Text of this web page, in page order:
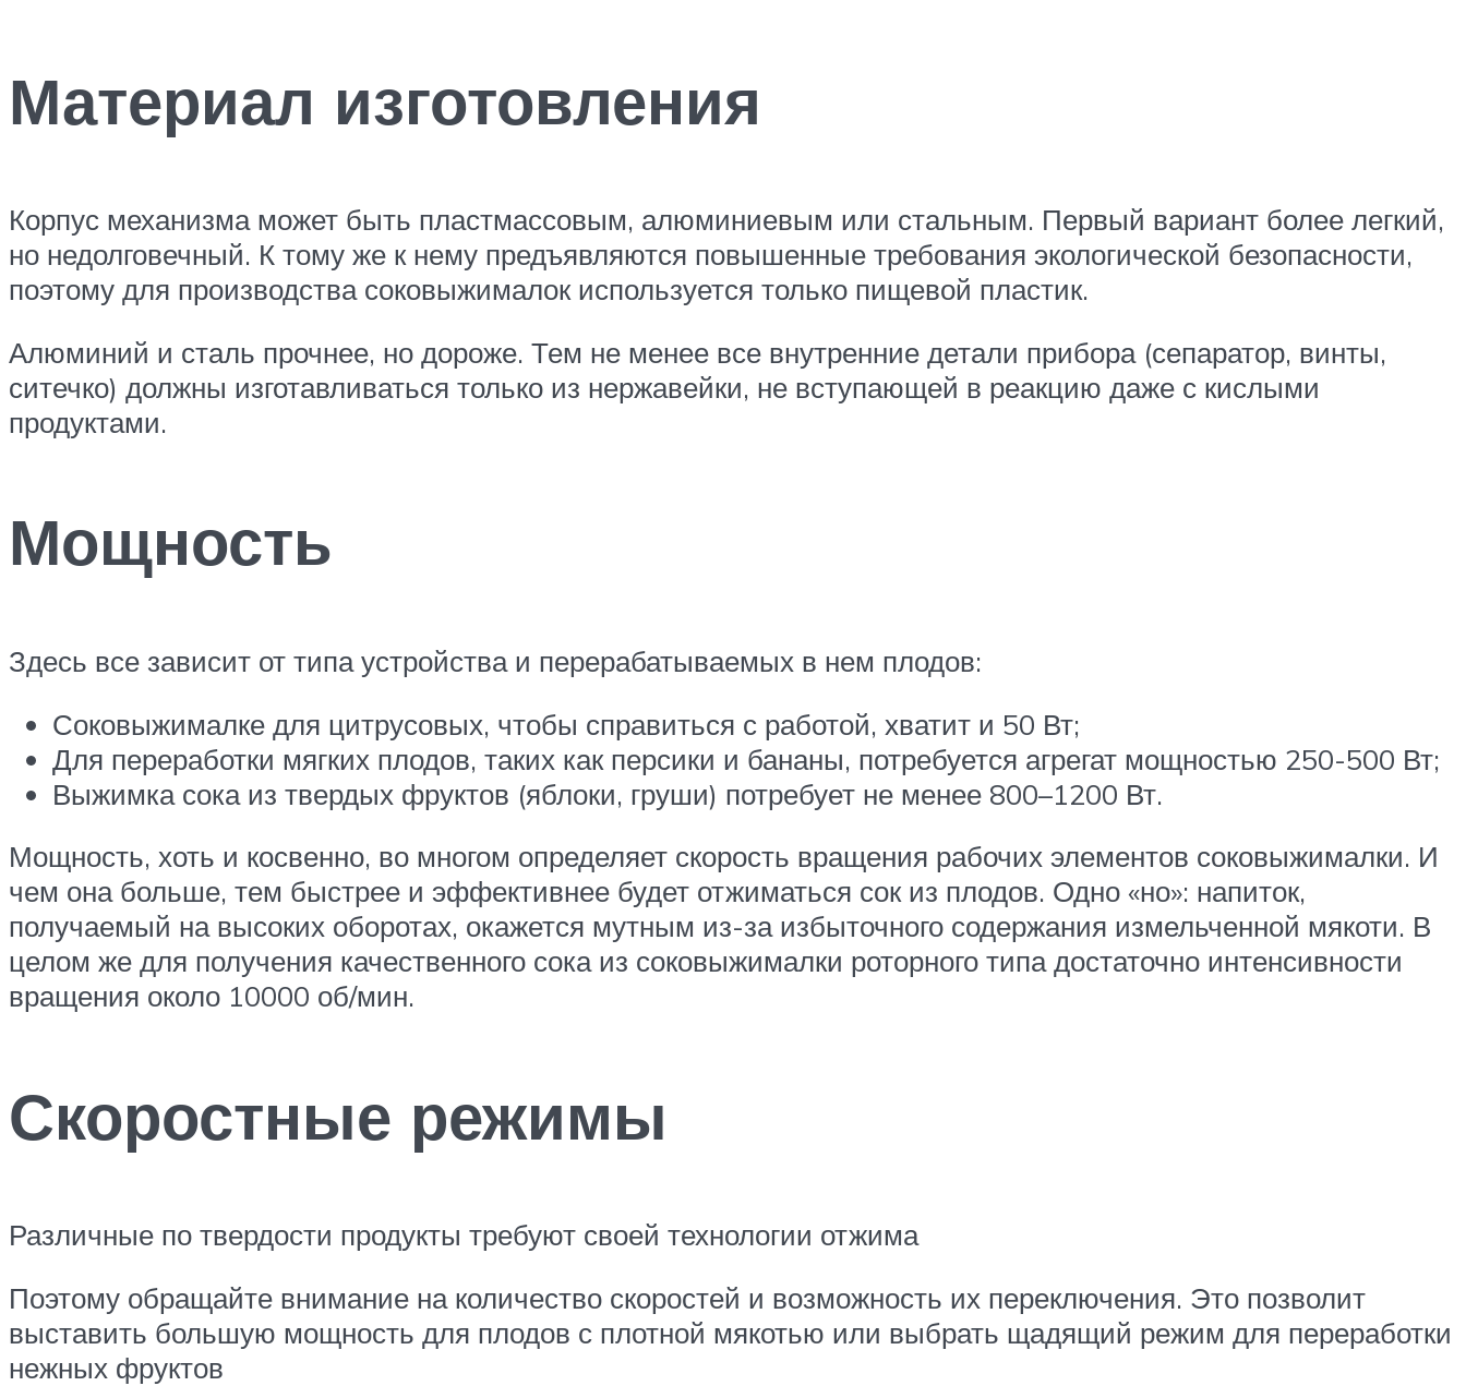
Материал изготовления
Корпус механизма может быть пластмассовым, алюминиевым или стальным. Первый вариант более легкий,
но недолговечный. К тому же к нему предъявляются повышенные требования экологической безопасности,
поэтому для производства соковыжималок используется только пищевой пластик.
Алюминий и сталь прочнее, но дороже. Тем не менее все внутренние детали прибора (сепаратор, винты,
ситечко) должны изготавливаться только из нержавейки, не вступающей в реакцию даже с кислыми
продуктами.
Мощность
Здесь все зависит от типа устройства и перерабатываемых в нем плодов:
Соковыжималке для цитрусовых, чтобы справиться с работой, хватит и 50 Вт;
Для переработки мягких плодов, таких как персики и бананы, потребуется агрегат мощностью 250-500 Вт;
Выжимка сока из твердых фруктов (яблоки, груши) потребует не менее 800–1200 Вт.
Мощность, хоть и косвенно, во многом определяет скорость вращения рабочих элементов соковыжималки. И
чем она больше, тем быстрее и эффективнее будет отжиматься сок из плодов. Одно «но»: напиток,
получаемый на высоких оборотах, окажется мутным из-за избыточного содержания измельченной мякоти. В
целом же для получения качественного сока из соковыжималки роторного типа достаточно интенсивности
вращения около 10000 об/мин.
Скоростные режимы
Различные по твердости продукты требуют своей технологии отжима
Поэтому обращайте внимание на количество скоростей и возможность их переключения. Это позволит
выставить большую мощность для плодов с плотной мякотью или выбрать щадящий режим для переработки
нежных фруктов